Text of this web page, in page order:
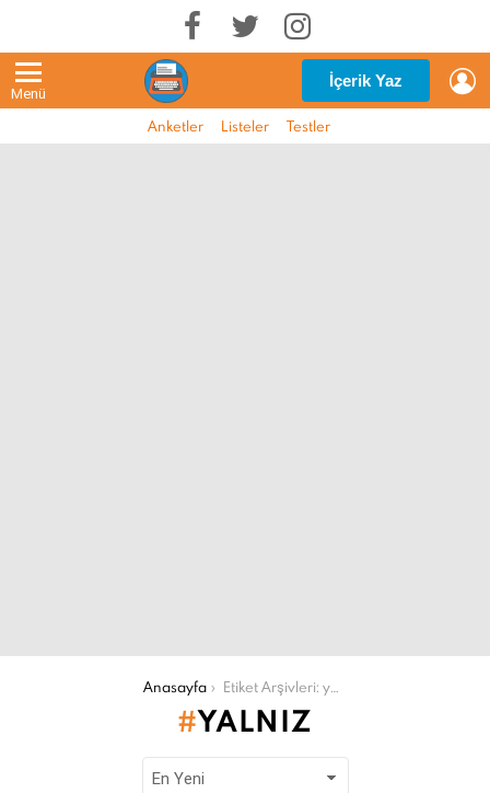
Menü
İçerik Yaz
Anketler Listeler Testler
Anasayfa Etiket Arşivleri: yalnız
YALNIZ